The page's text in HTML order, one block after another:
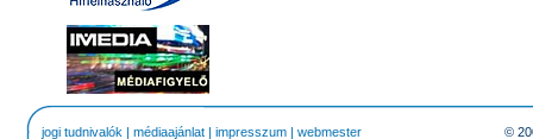
jogi tudnivalók | médiaajánlat | impresszum | webmester ©